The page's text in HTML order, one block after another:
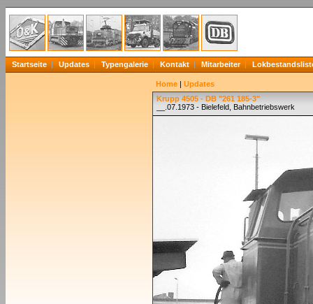
Startseite Updates Typengalerie Kontakt Mitarbeiter
Home | Updates
Krupp 4505 - DB "261 185-3"
__.07.1973 - Bielefeld, Bahnbetriebswerk